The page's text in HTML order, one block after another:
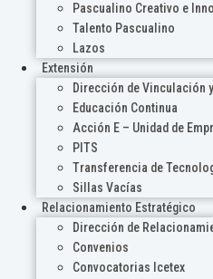
Pascualino Creativo e
Talento Pascualino
Lazos
Extensión
Dirección de Vinculación
Educación Continua
Acción E – Unidad de
PITS
Transferencia de
Sillas Vacías
Relacionamiento Estratégico
Dirección de
Convenios
Convocatorias Icetex